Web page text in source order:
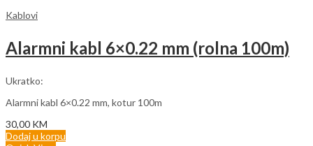
Kablovi
Alarmni kabl 6×0.22 mm (rolna 100m)
Ukratko:
Alarmni kabl 6×0.22 mm, kotur 100m
30,00 KM
Dodaj u korpu